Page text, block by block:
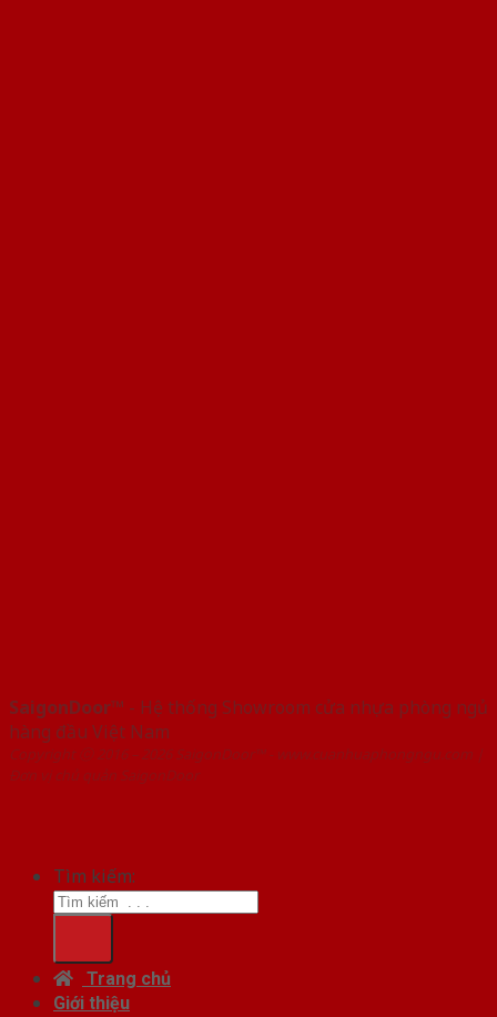
SaigonDoor™ - Hệ thống Showroom cửa nhựa phòng ngủ
hàng đầu Việt Nam
Copyright ⓒ 2016 – 2026 SaigonDoor™ - www.cuanhuaphongngu.com |
Đơn vị chủ quản SaigonDoor
Tìm kiếm:
Trang chủ
Giới thiệu